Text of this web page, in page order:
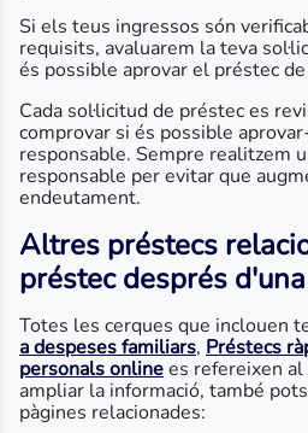
Si els teus ingressos són
requisits, avaluarem la teva
és possible aprovar el préstec
Cada sol·licitud de préstec es
comprovar si és possible
responsable. Sempre realitzem
responsable per evitar que
endeutament.
Altres préstecs
préstec després
Totes les cerques que inclouen
a despeses familiars, Préstecs
personals onlinees refereixen
ampliar la informació, també
pàgines relacionades: